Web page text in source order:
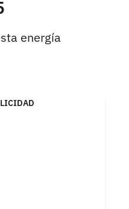
energía